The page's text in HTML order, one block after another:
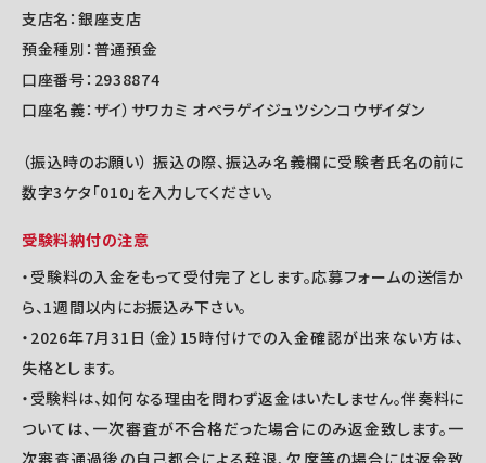
支店名：銀座支店
預金種別：普通預金
口座番号：2938874
口座名義：ザイ）サワカミ オペラゲイジュツシンコウザイダン
（振込時のお願い） 振込の際、振込み名義欄に受験者氏名の前に
数字3ケタ「010」を入力してください。
受験料納付の注意
・受験料の入金をもって受付完了とします。応募フォームの送信か
ら、1週間以内にお振込み下さい。
・2026年7月31日（金）15時付けでの入金確認が出来ない方は、
失格とします。
・受験料は、如何なる理由を問わず返金はいたしません。伴奏料に
ついては、一次審査が不合格だった場合にのみ返金致します。一
次審査通過後の自己都合による辞退、欠席等の場合には返金致